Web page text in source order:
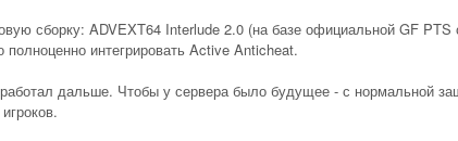
сборку: ADVEXT64 Interlude 2.0 (на базе официальной GF
интегрировать Active Anticheat.
дальше. Чтобы у сервера было будущее - с нормальной